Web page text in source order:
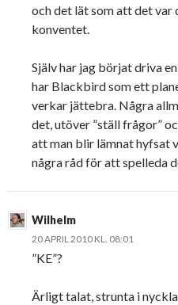
och det lät som att det var
konventet.
Själv har jag börjat driva
har Blackbird som ett
verkar jättebra. Några
det, utöver ”ställ frågor”
att man blir lämnat hyfsat
några råd för att spelleda
Wilhelm
20 APRIL 2010 KL. 08:01
”KE”?
Ärligt talat, strunta i